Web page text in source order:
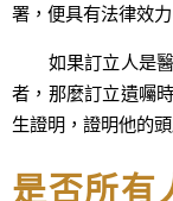
署，便具有法律效力
如果訂立人是醫
者，那麼訂立遺囑
生證明，證明他的
是否所有